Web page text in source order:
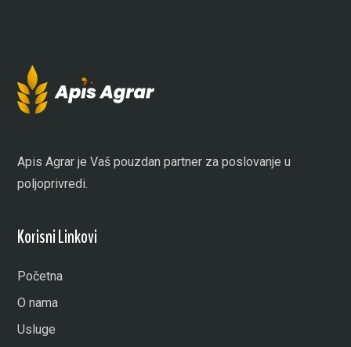
Apis Agrar je Vaš pouzdan partner za poslovanje u
poljoprivredi.
Korisni Linkovi
Početna
O nama
Usluge